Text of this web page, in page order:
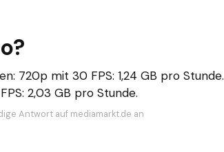
720p mit 30 FPS: 1,24 GB pro Stunde.
2,03 GB pro Stunde.
Antwort auf mediamarkt.de an